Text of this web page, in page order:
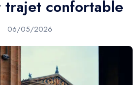
trajet confortable
06/05/2026